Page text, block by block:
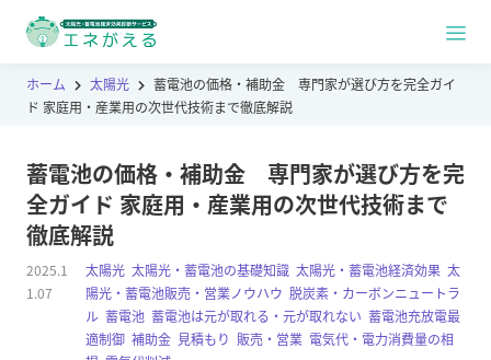
ホーム 太陽光
蓄電池の価格・補助金 専門家が選び方を完全ガイ
ド 家庭用・産業用の次世代技術まで徹底解説
蓄電池の価格・補助金 専門家が選び方を完
全ガイド 家庭用・産業用の次世代技術まで
徹底解説
太陽光 ,太陽光・蓄電池の基礎知識 ,太陽光・蓄電池経済効果 ,太
陽光・蓄電池販売・営業ノウハウ ,脱炭素・カーボンニュートラ
ル ,蓄電池 ,蓄電池は元が取れる・元が取れない ,蓄電池充放電最
適制御 ,補助金 見積もり 販売・営業 電気代・電力消費量の相
2025.1
1.07